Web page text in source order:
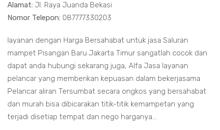
Alamat: Jl. Raya Juanda Bekasi
Nomor Telepon: 087777330203
layanan dengan Harga Bersahabat untuk jasa Saluran
mampet Pisangan Baru Jakarta Timur sangatlah cocok dan
dapat anda hubungi sekarang juga, Alfa Jasa layanan
pelancar yang memberikan kepuasan dalam bekerjasama
Pelancar aliran Tersumbat secara ongkos yang bersahabat
dan murah bisa dibicarakan titik-titik kemampetan yang
terjadi disetiap tempat dan nego harganya...